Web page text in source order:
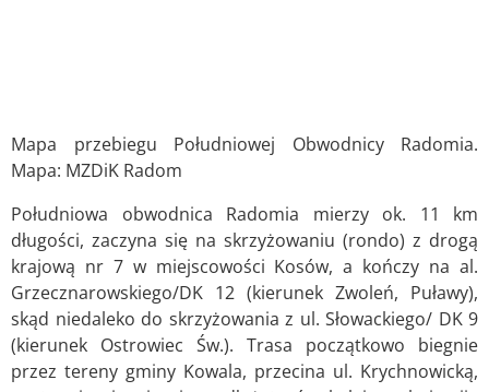
Mapa przebiegu Południowej Obwodnicy Radomia.
Mapa: MZDiK Radom
Południowa obwodnica Radomia mierzy ok. 11 km
długości, zaczyna się na skrzyżowaniu (rondo) z drogą
krajową nr 7 w miejscowości Kosów, a kończy na al.
Grzecznarowskiego/DK 12 (kierunek Zwoleń, Puławy),
skąd niedaleko do skrzyżowania z ul. Słowackiego/ DK 9
(kierunek Ostrowiec Św.). Trasa początkowo biegnie
przez tereny gminy Kowala, przecina ul. Krychnowicką,